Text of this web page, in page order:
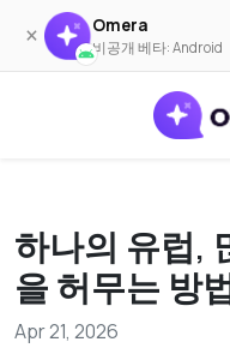
× Omera
비공개 베타: Android
하나의 유럽,
을 허무는 방
Apr 21, 2026